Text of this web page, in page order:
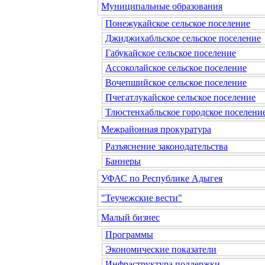
Муниципальные образования
Понежукайское сельское поселение
Джиджихабльское сельское поселение
Габукайское сельское поселение
Ассоколайское сельское поселение
Вочепшийское сельское поселение
Пчегатлукайское сельское поселение
Тлюстенхабльское городское
Межрайонная прокуратура
Разъяснение законодательства
Баннеры
УФАС по Республике Адыгея
"Теучежские вести"
Малый бизнес
Программы
Экономические показатели